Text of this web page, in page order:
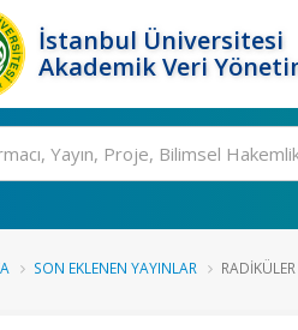
İstanbul Üniversitesi
Akademik Veri
SON EKLENEN YAYINLAR